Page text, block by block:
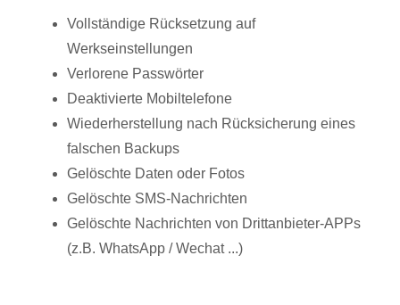
Vollständige Rücksetzung auf
Werkseinstellungen
Verlorene Passwörter
Deaktivierte Mobiltelefone
Wiederherstellung nach Rücksicherung eines
falschen Backups
Gelöschte Daten oder Fotos
Gelöschte SMS-Nachrichten
Gelöschte Nachrichten von Drittanbieter-APPs
(z.B. WhatsApp / Wechat ...)